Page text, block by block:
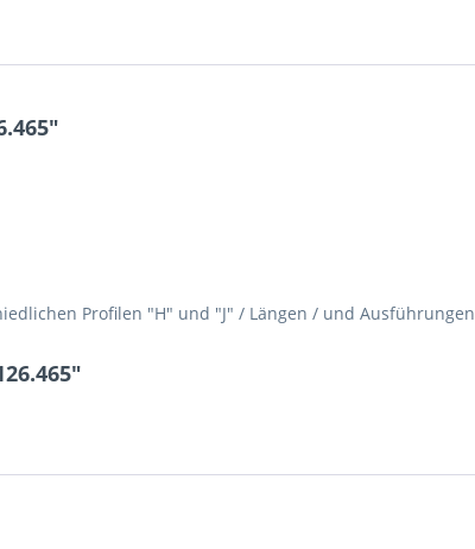
Profilen "H" und "J" / Längen / und Ausführungen